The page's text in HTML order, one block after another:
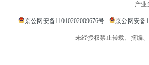
产业
京公网安备11010202009676号 京公网安备
未经授权禁止转载、摘编